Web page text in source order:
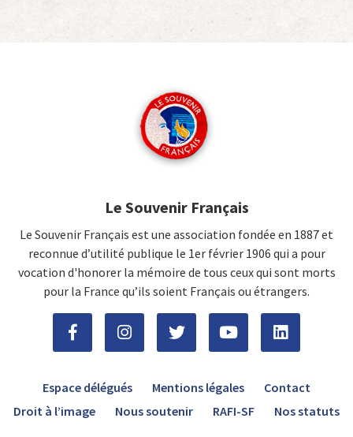
Le Souvenir Français
Le Souvenir Français est une association fondée en 1887 et
reconnue d’utilité publique le 1er février 1906 qui a pour
vocation d'honorer la mémoire de tous ceux qui sont morts
pour la France qu’ils soient Français ou étrangers.
Espace délégués Mentions légales
Contact
Droit à l’image
Nous soutenir RAFI-SF Nos statuts